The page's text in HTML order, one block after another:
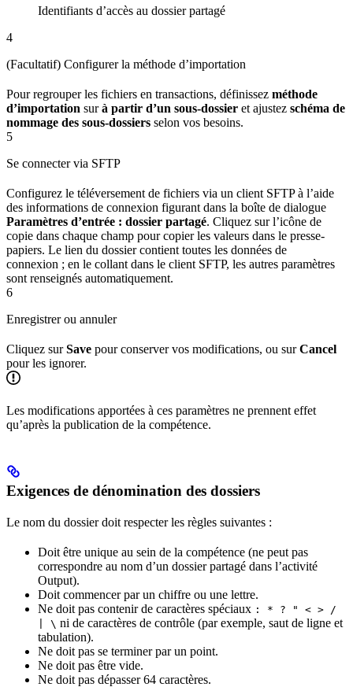
Identifiants d’accès au dossier partagé
4
(Facultatif) Configurer la méthode d’importation
Pour regrouper les fichiers en transactions, définissez méthode
d’importation surà partir d’un sous-dossier et ajustez schéma de
nommage des sous-dossiers selon vos besoins.
5
Se connecter via SFTP
Configurez le téléversement de fichiers via un client SFTP à l’aide
des informations de connexion figurant dans la boîte de dialogue
Paramètres d’entrée : dossier partagé. Cliquez sur l’icône de
copie dans chaque champ pour copier les valeurs dans le presse-
papiers. Le lien du dossier contient toutes les données de
connexion ; en le collant dans le client SFTP, les autres paramètres
sont renseignés automatiquement.
6
Enregistrer ou annuler
Cliquez surSave pour conserver vos modifications, ou surCancel
pour les ignorer.
Les modifications apportées à ces paramètres ne prennent effet
qu’après la publication de la compétence.
Exigences de dénomination des dossiers
Le nom du dossier doit respecter les règles suivantes :
Doit être unique au sein de la compétence (ne peut pas
correspondre au nom d’un dossier partagé dans l’activité
Output).
Doit commencer par un chiffre ou une lettre.
Ne doit pas contenir de caractères spéciaux : * ? " < > /
| \ ni de caractères de contrôle (par exemple, saut de ligne et
tabulation).
Ne doit pas se terminer par un point.
Ne doit pas être vide.
Ne doit pas dépasser 64 caractères.